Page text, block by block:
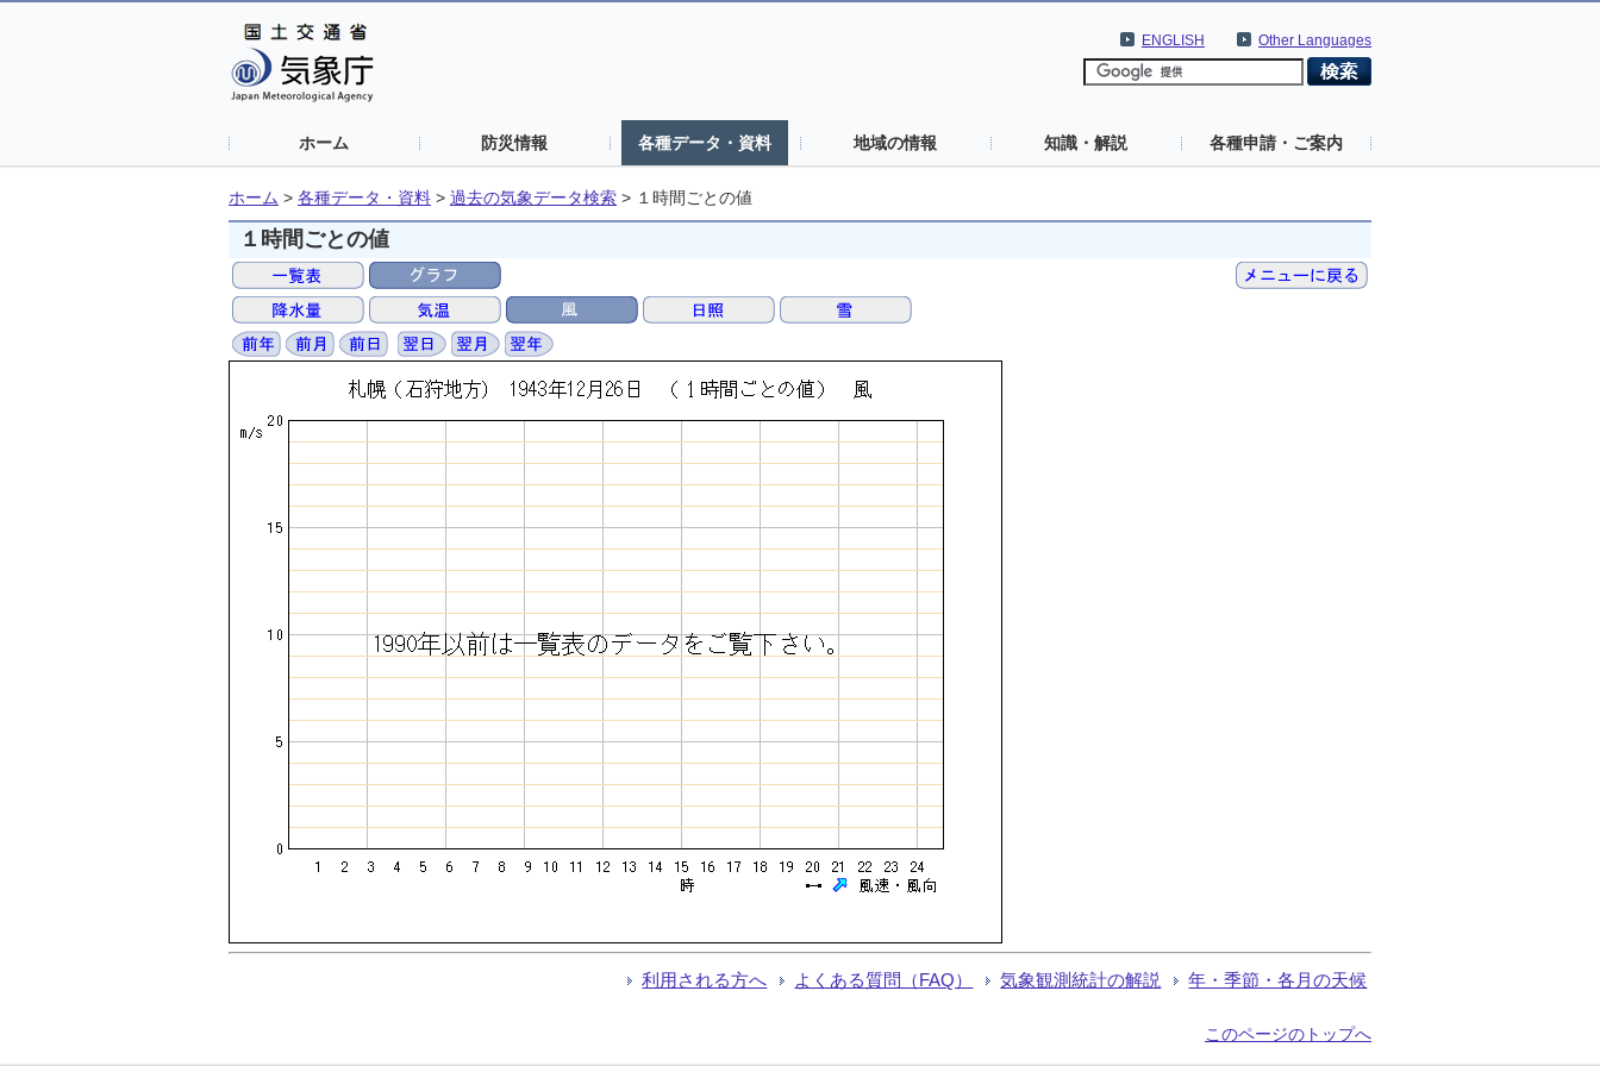
Other Languages
ENGLISH
ホーム 防災情報 各種データ・資料 地域の情報 知識・解説 各種申請・ご案内
ホーム > 各種データ・資料 > 過去の気象データ検索 > １時間ごとの値
１時間ごとの値
利用される方へ よくある質問（FAQ） 気象観測統計の解説 年・季節・各月の天候
このページのトップへ